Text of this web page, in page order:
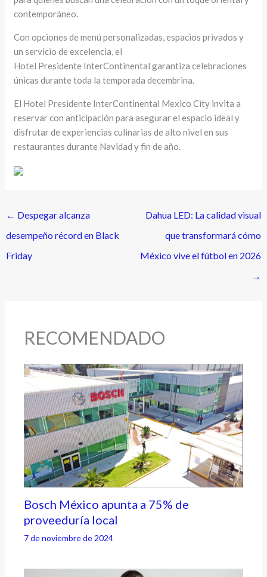
contemporáneo.
Con opciones de menú personalizadas, espacios privados y
un servicio de excelencia, el
Hotel Presidente InterContinental garantiza celebraciones
únicas durante toda la temporada decembrina.
El Hotel Presidente InterContinental Mexico City invita a
reservar con anticipación para asegurar el espacio ideal y
disfrutar de experiencias culinarias de alto nivel en sus
restaurantes durante Navidad y fin de año.
← Despegar alcanza
desempeño récord en Black
Friday
Dahua LED: La calidad visual
que transformará cómo
México vive el fútbol en 2026
→
RECOMENDADO
Bosch México apunta a 75% de
proveeduría local
7 de noviembre de 2024